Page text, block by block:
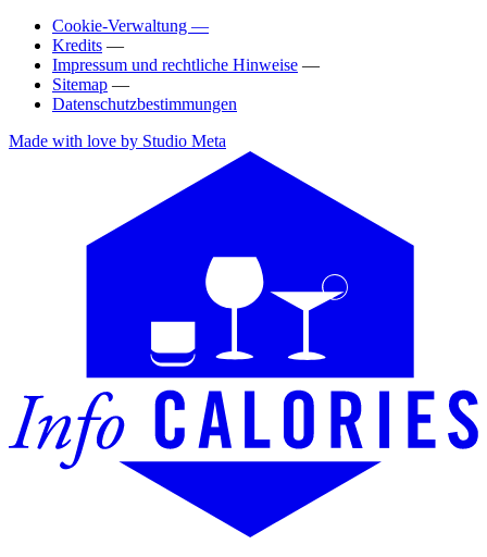
Cookie-Verwaltung —
Kredits —
Impressum und rechtliche Hinweise —
Sitemap —
Datenschutzbestimmungen
Made with love by Studio Meta